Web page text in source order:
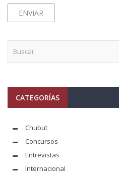
CATEGORÍAS
Chubut
Concursos
Entrevistas
Internacional